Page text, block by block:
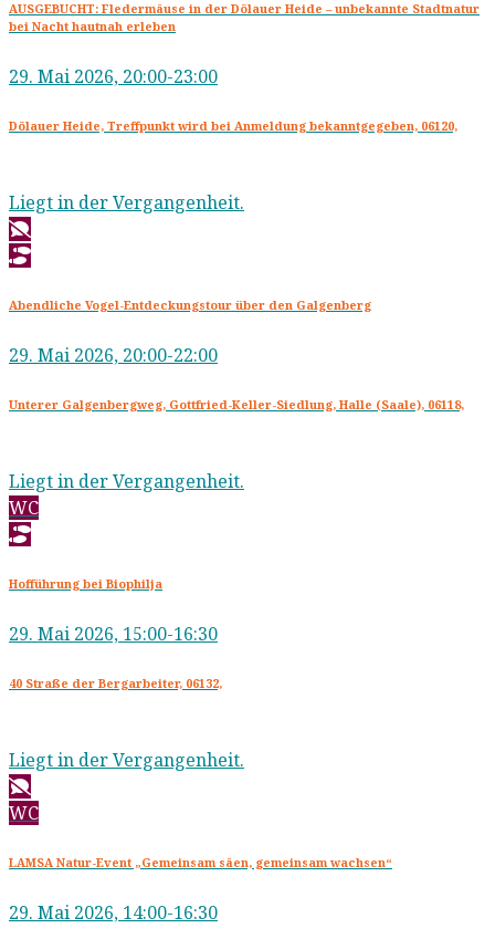
AUSGEBUCHT: Fledermäuse in der Dölauer Heide – unbekannte Stadtnatur
bei Nacht hautnah erleben
29. Mai 2026, 20:00-23:00
Dölauer Heide, Treffpunkt wird bei Anmeldung bekanntgegeben, 06120,
Liegt in der Vergangenheit.
Abendliche Vogel-Entdeckungstour über den Galgenberg
29. Mai 2026, 20:00-22:00
Unterer Galgenbergweg, Gottfried-Keller-Siedlung, Halle (Saale), 06118,
Liegt in der Vergangenheit.
WC
Hofführung bei Biophilja
29. Mai 2026, 15:00-16:30
40 Straße der Bergarbeiter, 06132,
Liegt in der Vergangenheit.
WC
LAMSA Natur-Event „Gemeinsam säen, gemeinsam wachsen“
29. Mai 2026, 14:00-16:30